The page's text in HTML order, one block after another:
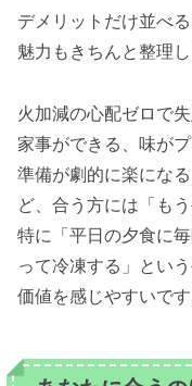
デメリットだけ並べ
魅力もきちんと整理し
火加減の心配ゼロで
家事ができる、味が
準備が劇的に楽にな
ど、合う方には「も
特に「平日の夕食に
って冷凍する」とい
価値を感じやすいです